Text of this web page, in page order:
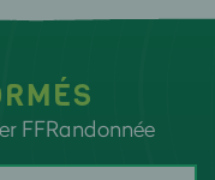
FFRandonnée